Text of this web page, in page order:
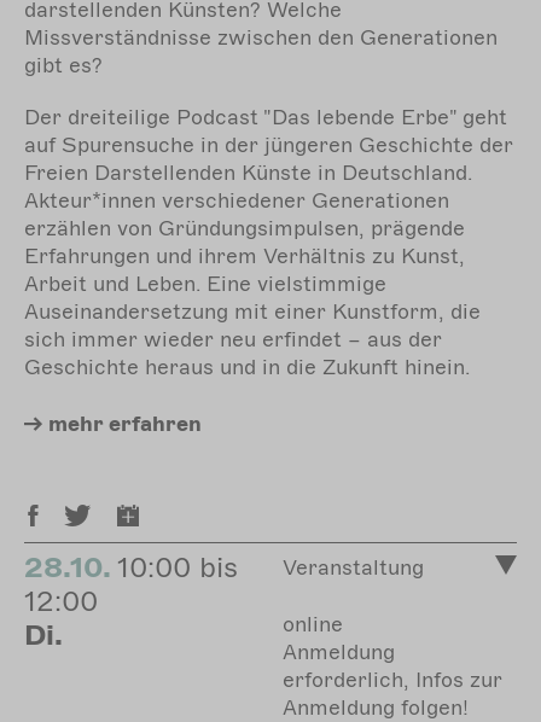
darstellenden Künsten? Welche
Missverständnisse zwischen den Generationen
gibt es?
Der dreiteilige Podcast "Das lebende Erbe" geht
auf Spurensuche in der jüngeren Geschichte der
Freien Darstellenden Künste in Deutschland.
Akteur*innen verschiedener Generationen
erzählen von Gründungsimpulsen, prägende
Erfahrungen und ihrem Verhältnis zu Kunst,
Arbeit und Leben. Eine vielstimmige
Auseinandersetzung mit einer Kunstform, die
sich immer wieder neu erfindet – aus der
Geschichte heraus und in die Zukunft hinein.
mehr erfahren
28.10. 10:00 bis
12:00
Di.
Veranstaltung
online
Anmeldung
erforderlich, Infos zur
Anmeldung folgen!